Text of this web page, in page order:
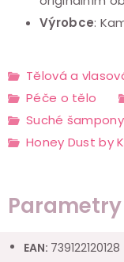
Výrobce:
Tělová a
Péče o tělo
Suché šampony
Honey Dust by
Parametry
EAN: 739122120128